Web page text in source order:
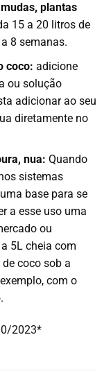
plantas
15 a 20 litros de
8 semanas.
coco: adicione
ou solução
adicionar ao seu
diretamente no
nua: Quando
sistemas
base para se
a esse uso uma
ou
5L cheia com
coco sob a
com o
2023*